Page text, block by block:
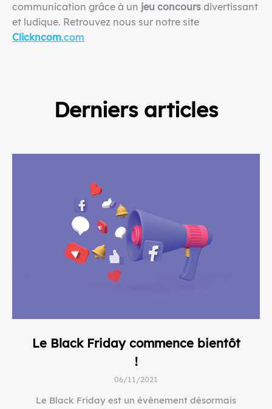
communication grâce à un jeu concours divertissant
et ludique. Retrouvez nous sur notre site
Clickncom.com
Derniers articles
Le Black Friday commence bientôt
!
06/11/2021
Le Black Friday est un évènement désormais